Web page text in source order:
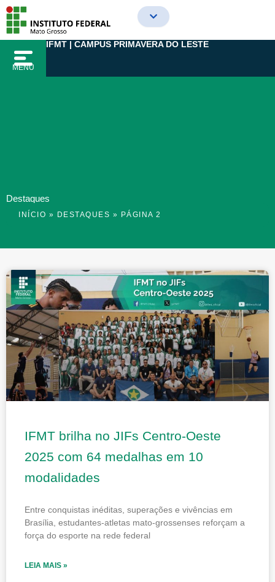
para
conteúdo
MENU
IFMT | CAMPUS PRIMAVERA DO LESTE
Destaques
INÍCIO » DESTAQUES » PÁGINA 2
IFMT brilha no JIFs Centro-Oeste
2025 com 64 medalhas em 10
modalidades
Entre conquistas inéditas, superações e vivências em
Brasília, estudantes-atletas mato-grossenses reforçam a
força do esporte na rede federal
LEIA MAIS »
PagePage